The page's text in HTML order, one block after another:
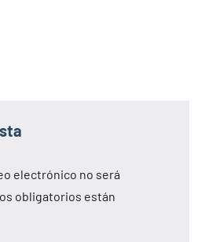
electrónico no será
obligatorios están